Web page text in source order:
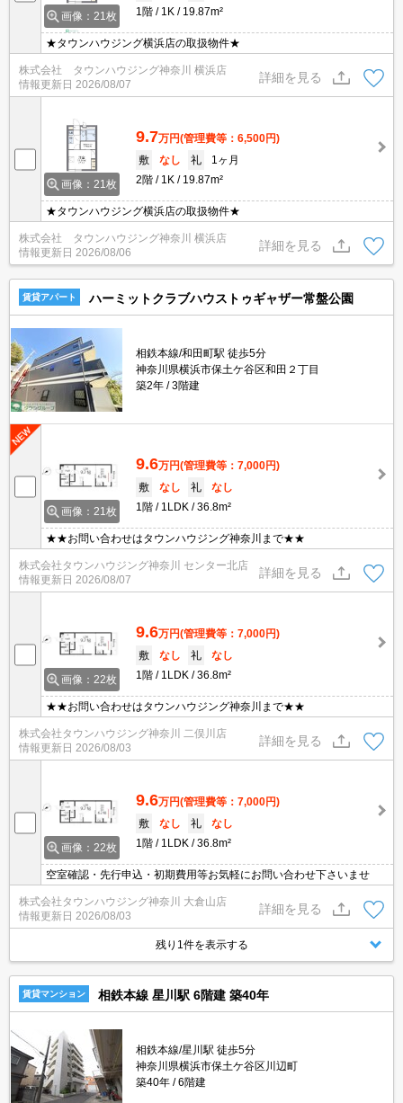
画像：21枚 1階 1K 19.87m²
★タウンハウジング横浜店の取扱物件★
株式会社 タウンハウジング神奈川 横浜店
情報更新日 2026/08/07
詳細を見る
画像：21枚
9.7万円(管理費等：6,500円)
敷
なし 礼
1ヶ月
2階
1K 19.87m²
★タウンハウジング横浜店の取扱物件★
株式会社 タウンハウジング神奈川 横浜店
情報更新日 2026/08/06
詳細を見る
賃貸アパート ハーミットクラブハウストゥギャザー常盤公園
相鉄本線/和田町駅 徒歩5分
神奈川県横浜市保土ケ谷区和田２丁目
築2年
3階建
画像：21枚
9.6万円(管理費等：7,000円)
敷
なし 礼
なし
1階
1LDK 36.8m²
★★お問い合わせはタウンハウジング神奈川まで★★
株式会社タウンハウジング神奈川 センター北店
情報更新日 2026/08/07
詳細を見る
画像：22枚
9.6万円(管理費等：7,000円)
敷
なし 礼
なし
1階
1LDK 36.8m²
★★お問い合わせはタウンハウジング神奈川まで★★
株式会社タウンハウジング神奈川 二俣川店
情報更新日 2026/08/03
詳細を見る
画像：22枚
9.6万円(管理費等：7,000円)
敷
なし 礼
なし
1階
1LDK 36.8m²
空室確認・先行申込・初期費用等お気軽にお問い合わせ下さいませ
株式会社タウンハウジング神奈川 大倉山店
情報更新日 2026/08/03
詳細を見る
残り1件を表示する
賃貸マンション 相鉄本線 星川駅 6階建 築40年
相鉄本線/星川駅 徒歩5分
神奈川県横浜市保土ケ谷区川辺町
築40年
6階建